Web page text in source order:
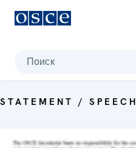
Поиск
STATEMENT / SPEECH